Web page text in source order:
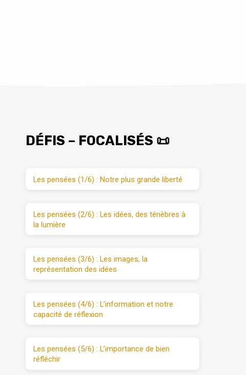
DÉFIS – FOCALISÉS 📜
Les pensées (1/6) : Notre plus grande liberté
Les pensées (2/6) : Les idées, des ténèbres à
la lumière
Les pensées (3/6) : Les images, la
représentation des idées
Les pensées (4/6) : L’information et notre
capacité de réflexion
Les pensées (5/6) : L’importance de bien
réfléchir